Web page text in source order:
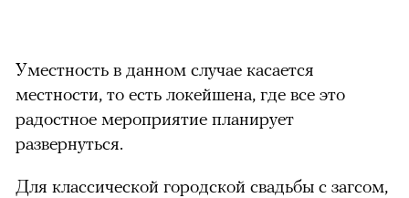
Уместность в данном случае касается
местности, то есть локейшена, где все это
радостное мероприятие планирует
развернуться.
Для классической городской свадьбы с загсом,